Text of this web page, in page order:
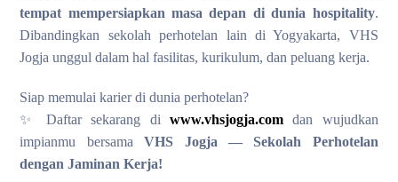
tempat mempersiapkan masa depan di dunia hospitality.
Dibandingkan sekolah perhotelan lain di Yogyakarta, VHS
Jogja unggul dalam hal fasilitas, kurikulum, dan peluang kerja.
Siap memulai karier di dunia perhotelan?
✨ Daftar sekarang di www.vhsjogja.comdan wujudkan
impianmu bersamaVHS Jogja — Sekolah Perhotelan
dengan Jaminan Kerja!